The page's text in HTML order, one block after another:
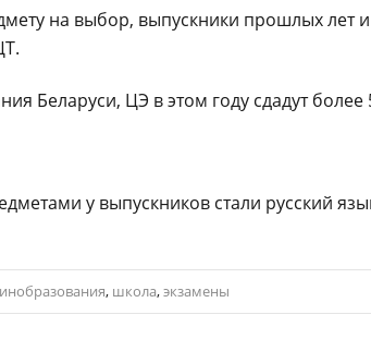
на выбор, выпускники прошлых лет
Беларуси, ЦЭ в этом году сдадут более
у выпускников стали русский
, школа,экзамены